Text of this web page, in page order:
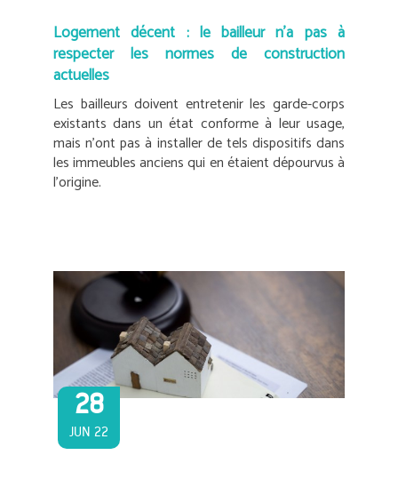
Logement décent : le bailleur n’a pas à
respecter les normes de construction
actuelles
Les bailleurs doivent entretenir les garde-corps
existants dans un état conforme à leur usage,
mais n’ont pas à installer de tels dispositifs dans
les immeubles anciens qui en étaient dépourvus à
l’origine.
28
JUN 22